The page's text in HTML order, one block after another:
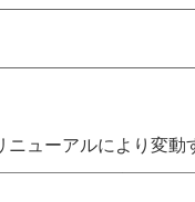
ューアルにより変動